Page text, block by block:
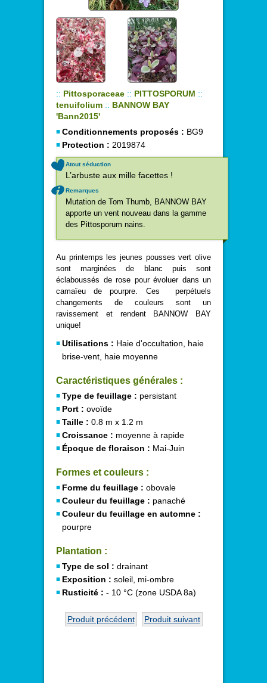
:: Pittosporaceae :: PITTOSPORUM ::
tenuifolium :: BANNOW BAY
'Bann2015'
Conditionnements proposés : BG9
Protection : 2019874
Atout séduction
L’arbuste aux mille facettes !
Remarques
Mutation de Tom Thumb, BANNOW BAY
apporte un vent nouveau dans la gamme
des Pittosporum nains.
Au printemps les jeunes pousses vert olive
sont marginées de blanc puis sont
éclaboussés de rose pour évoluer dans un
camaïeu de pourpre. Ces
perpétuels
changements de couleurs sont un
ravissement et rendent BANNOW BAY
unique!
Utilisations : Haie d'occultation, haie
brise-vent, haie moyenne
Caractéristiques générales :
Type de feuillage : persistant
Port : ovoïde
Taille : 0.8 m x 1.2 m
Croissance : moyenne à rapide
Époque de floraison : Mai-Juin
Formes et couleurs :
Forme du feuillage : obovale
Couleur du feuillage : panaché
Couleur du feuillage en automne :
pourpre
Plantation :
Type de sol : drainant
Exposition : soleil, mi-ombre
Rusticité : - 10 °C (zone USDA 8a)
Produit précédent Produit suivant